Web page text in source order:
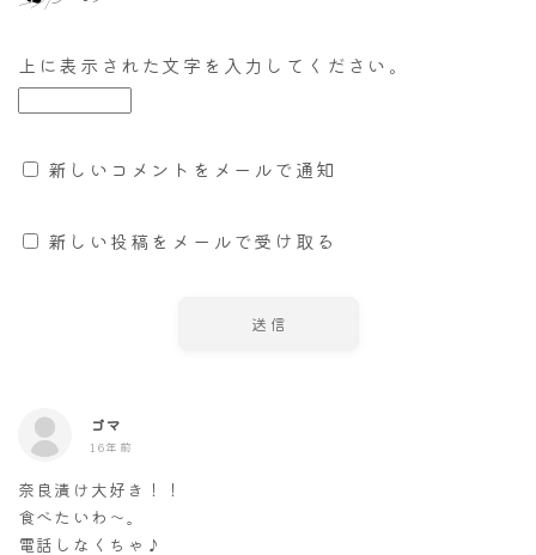
上に表示された文字を入力してください。
新しいコメントをメールで通知
新しい投稿をメールで受け取る
ゴマ
16年前
奈良漬け大好き！！
食べたいわ～。
電話しなくちゃ♪